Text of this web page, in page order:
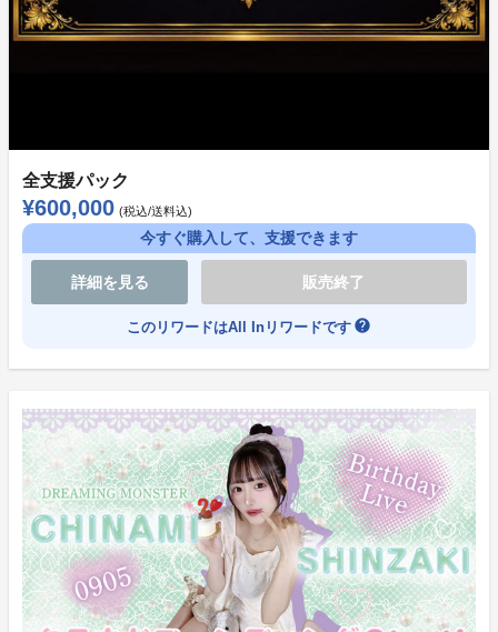
全支援パック
¥600,000 (税込/送料込)
今すぐ購入して、支援できます
詳細を見る 販売終了
このリワードはAll Inリワードです help